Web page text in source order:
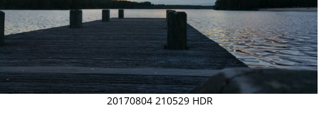
20170804 210529 HDR